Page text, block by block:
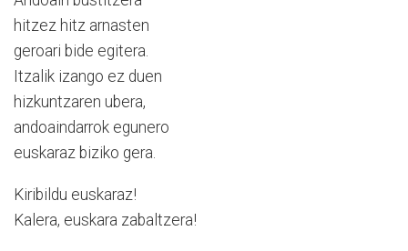
hitzez hitz arnasten
geroari bide egitera.
Itzalik izango ez duen
hizkuntzaren ubera,
andoaindarrok egunero
euskaraz biziko gera.
Kiribildu euskaraz!
Kalera, euskara zabaltzera!